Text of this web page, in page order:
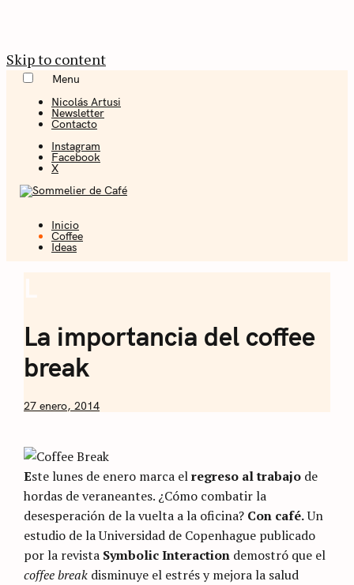
Skip to content
Menu
Nicolás Artusi
Newsletter
Contacto
Instagram
Facebook
X
Café
Coffee + Ideas
Inicio
Coffee
Ideas
La importancia del coffee
break
by
27 enero, 2014
Este lunes de enero marca elregreso al trabajo de
hordas de veraneantes. ¿Cómo combatir la
desesperación de la vuelta a la oficina? Con café.Un
estudio de la Universidad de Copenhague publicado
por la revista Symbolic Interaction demostró que el
coffee break disminuye el estrés y mejora la salud